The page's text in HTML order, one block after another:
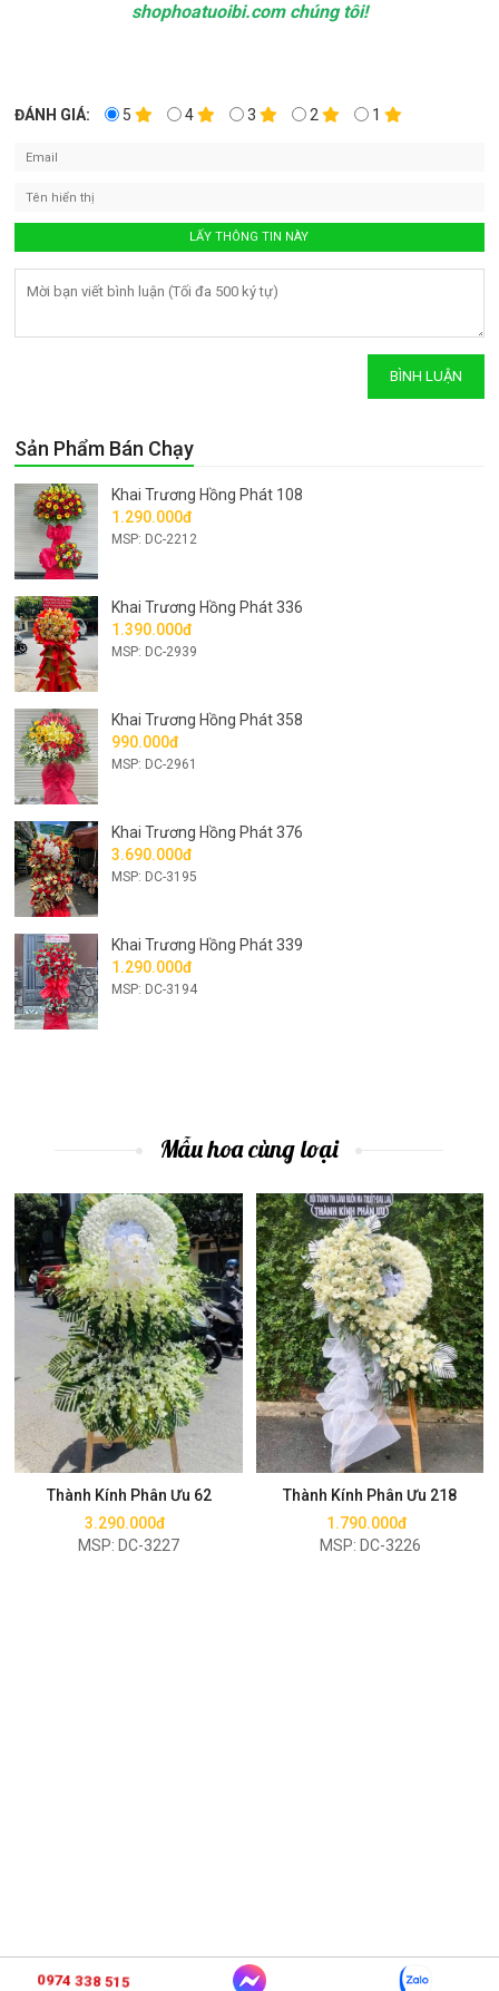
shophoatuoibi.com chúng tôi!
ĐÁNH GIÁ: 5 4 3 2 1
Sản Phẩm Bán Chạy
Khai Trương Hồng Phát 108
1.290.000đ
MSP: DC-2212
Khai Trương Hồng Phát 336
1.390.000đ
MSP: DC-2939
Khai Trương Hồng Phát 358
990.000đ
MSP: DC-2961
Khai Trương Hồng Phát 376
3.690.000đ
MSP: DC-3195
Khai Trương Hồng Phát 339
1.290.000đ
MSP: DC-3194
Mẫu hoa cùng loại
Thành Kính Phân Ưu 62
3.290.000đ
MSP: DC-3227
Mua ngay
Thành Kính Phân Ưu 218
1.790.000đ
MSP: DC-3226
Mua ngay
0974 338 515